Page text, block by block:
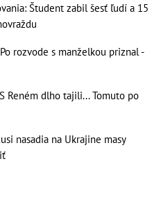
Študent zabil šesť ľudí a 15
rozvode s manželkou priznal -
Reném dlho tajili... Tomuto po
nasadia na Ukrajine masy